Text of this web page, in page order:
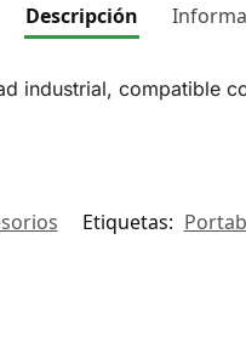
Descripción
industrial, compatible
Etiquetas: